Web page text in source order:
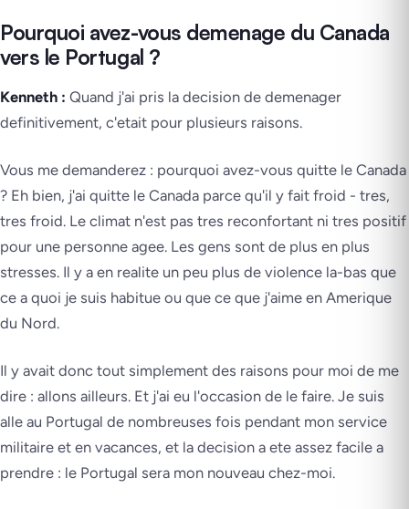
Pourquoi avez-vous demenage du Canada
vers le Portugal ?
Kenneth : Quand j'ai pris la decision de demenager
definitivement, c'etait pour plusieurs raisons.
Vous me demanderez : pourquoi avez-vous quitte le Canada
? Eh bien, j'ai quitte le Canada parce qu'il y fait froid - tres,
tres froid. Le climat n'est pas tres reconfortant ni tres positif
pour une personne agee. Les gens sont de plus en plus
stresses. Il y a en realite un peu plus de violence la-bas que
ce a quoi je suis habitue ou que ce que j'aime en Amerique
du Nord.
Il y avait donc tout simplement des raisons pour moi de me
dire : allons ailleurs. Et j'ai eu l'occasion de le faire. Je suis
alle au Portugal de nombreuses fois pendant mon service
militaire et en vacances, et la decision a ete assez facile a
prendre : le Portugal sera mon nouveau chez-moi.